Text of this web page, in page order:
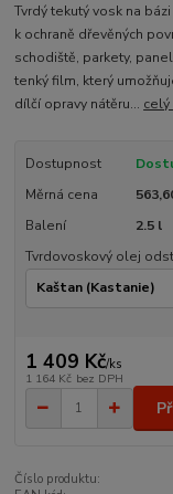
Tvrdý tekutý vosk na
k ochraně dřevěných
schodiště, parkety,
tenký film, který
dílčí opravy nátěru...
Dostupnost
Měrná cena
Balení
2.5 l
Tvrdovoskový olej
1 409 Kč/ks
1 164 Kč bez DPH
Číslo produktu: